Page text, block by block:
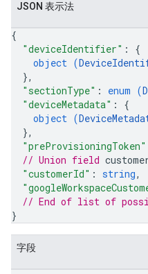
JSON 表示法
{
"deviceIdentifier" : {
object (
},
"sectionType" : enum (
"deviceMetadata" : {
object (
},
"preProvisioningToken"
// Union field
"customerId" : string,
// End of list of
}
字段